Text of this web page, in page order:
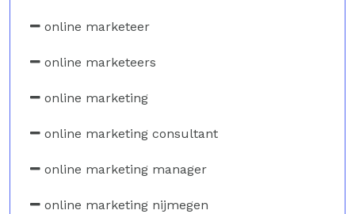
online marketeer
online marketeers
online marketing
online marketing consultant
online marketing manager
online marketing nijmegen